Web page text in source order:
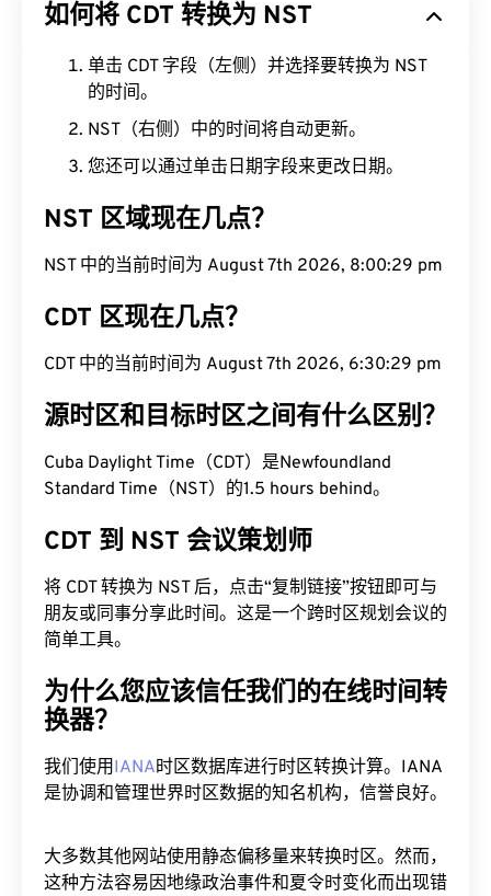
如何将 CDT 转换为 NST
单击 CDT 字段（左侧）并选择要转换为 NST
的时间。
NST（右侧）中的时间将自动更新。
您还可以通过单击日期字段来更改日期。
NST 区域现在几点？
NST 中的当前时间为 August 7th 2026, 8:00:30 pm
CDT 区现在几点？
CDT 中的当前时间为 August 7th 2026, 6:30:30 pm
源时区和目标时区之间有什么区别？
Cuba Daylight Time（CDT）是Newfoundland
Standard Time（NST）的1.5 hours behind。
CDT 到 NST 会议策划师
将 CDT 转换为 NST 后，点击“复制链接”按钮即可与
朋友或同事分享此时间。这是一个跨时区规划会议的
简单工具。
为什么您应该信任我们的在线时间转
换器？
我们使用IANA时区数据库进行时区转换计算。IANA
是协调和管理世界时区数据的知名机构，信誉良好。
大多数其他网站使用静态偏移量来转换时区。然而，
这种方法容易因地缘政治事件和夏令时变化而出现错